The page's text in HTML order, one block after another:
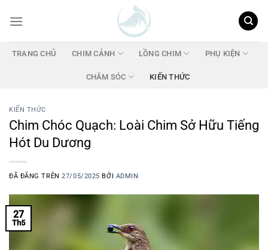
đến
dungTRANG CHỦ CHIM CẢNH LỒNG CHIM PHỤ KIỆN
CHĂM SÓC KIẾN THỨC
KIẾN THỨC
Chim Chóc Quạch: Loài Chim Sở Hữu Tiếng
Hót Du Dương
ĐÃ ĐĂNG TRÊN27/05/2025 BỞI ADMIN
27
Th5